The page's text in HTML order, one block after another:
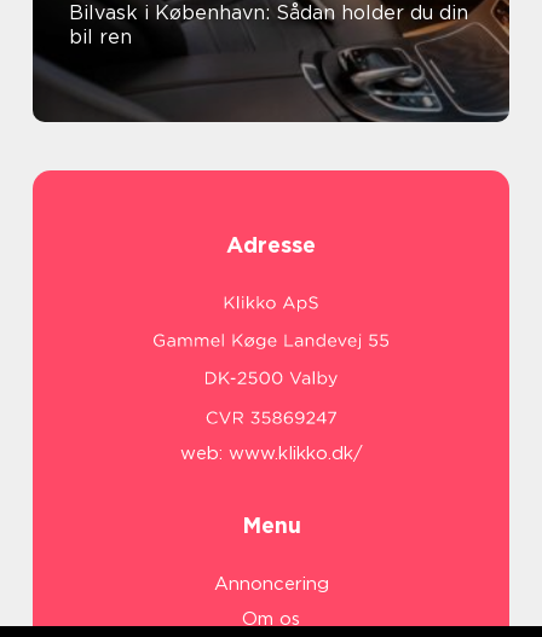
Bilvask i København: Sådan holder du din
bil ren
Adresse
web: www.klikko.dk/
Menu
Annoncering
Om os